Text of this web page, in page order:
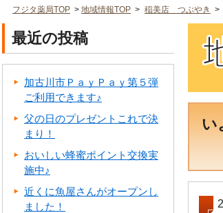
フジタ薬局TOP > 地域情報TOP > 稲美店 つぶやき >
い
最近の投稿
加古川市ＰａｙＰａｙ第５弾
ご利用できます♪
父の日のプレゼントこれで決
まり！
おいしい蜂蜜ポイント交換実
施中♪
近くに魚屋さんがオープンし
ました！